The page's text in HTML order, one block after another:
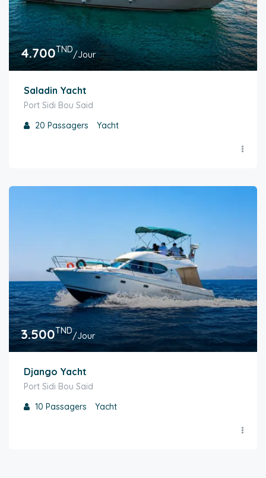
4.700TND/Jour
Saladin Yacht
Port Sidi Bou Said
20 Passagers Yacht
3.500TND/Jour
Django Yacht
Port Sidi Bou Said
10 Passagers Yacht